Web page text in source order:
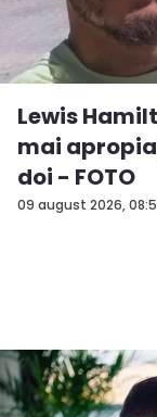
09 august 2026,
Lewis
mai
doi - FOTO